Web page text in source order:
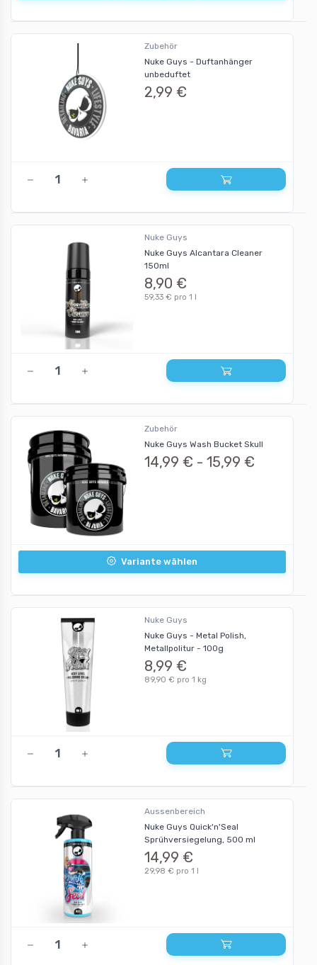
Zubehör
Nuke Guys - Duftanhänger
unbeduftet
2,99 €
Nuke Guys
Nuke Guys Alcantara Cleaner
150ml
8,90 €
59,33 € pro 1 l
Zubehör
Nuke Guys Wash Bucket Skull
14,99 € - 15,99 €
Variante wählen
Nuke Guys
Nuke Guys - Metal Polish,
Metallpolitur - 100g
8,99 €
89,90 € pro 1 kg
Aussenbereich
Nuke Guys Quick'n'Seal
Sprühversiegelung, 500 ml
14,99 €
29,98 € pro 1 l